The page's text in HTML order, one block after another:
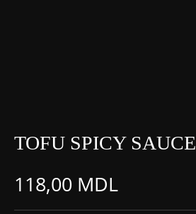
TOFU SPICY SAUCE
118,00 MDL